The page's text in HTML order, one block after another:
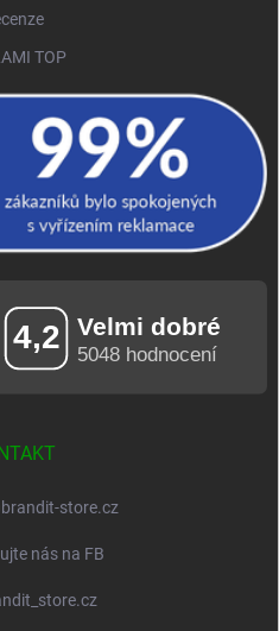
brandit-store.cz
nás na FB